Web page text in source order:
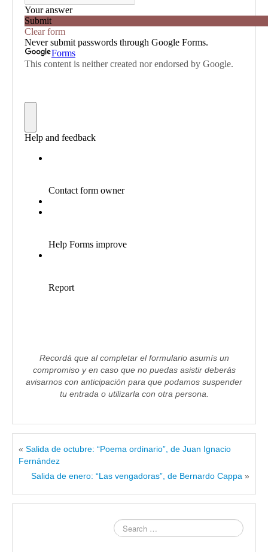
Recordá que al completar el formulario asumís un
compromiso y en caso que no puedas asistir deberás
avisarnos con anticipación para que podamos suspender
tu entrada o utilizarla con otra persona.
« Salida de octubre: “Poema ordinario”, de Juan Ignacio
Fernández
Salida de enero: “Las vengadoras”, de Bernardo Cappa »